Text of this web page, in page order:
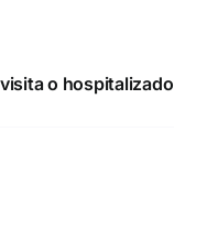
o hospitalizado